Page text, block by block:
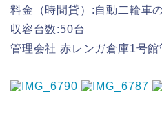
料金（時間貸）:自動二輪車
収容台数:50台
管理会社 赤レンガ倉庫1号館